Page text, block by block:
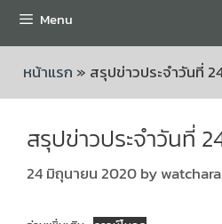
Menu
หน้าแรก » สรุปข่าวประจำวันที่
สรุปข่าวประจำวันที่
24 มิถุนายน 2020bywatchara